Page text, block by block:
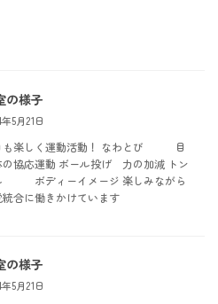
の様子
5月21日
も楽しく運動活動！ なわとび 目
の協応運動 ボール投げ 力の加減 トン
ボディーイメージ 楽しみながら
統合に働きかけています
の様子
5月21日